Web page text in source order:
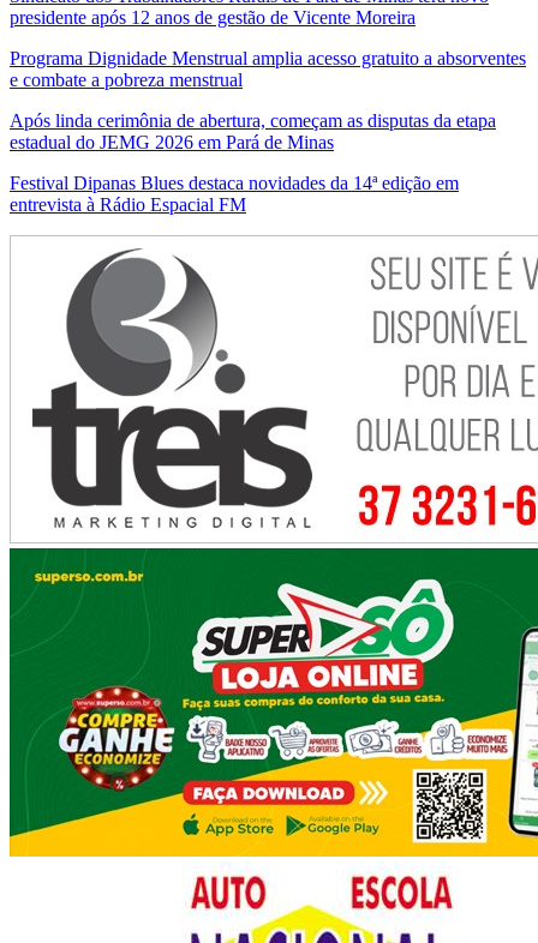
presidente após 12 anos de gestão de Vicente Moreira
Programa Dignidade Menstrual amplia acesso gratuito a absorventes
e combate a pobreza menstrual
Após linda cerimônia de abertura, começam as disputas da etapa
estadual do JEMG 2026 em Pará de Minas
Festival Dipanas Blues destaca novidades da 14ª edição em
entrevista à Rádio Espacial FM